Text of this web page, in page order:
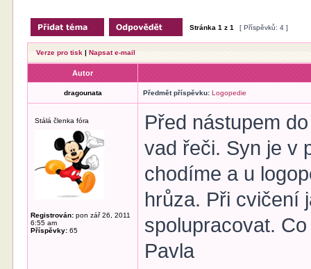
Stránka1 z1 [ Příspěvků: 4 ]
Verze pro tisk |Napsat e-mail
Autor
dragounata Předmět příspěvku: Logopedie
Stálá členka fóra
Registrován: pon zář 26, 2011
6:55 am
Příspěvky: 65
Před nástupem
vad řeči. Syn je v
chodíme a u
hrůza. Při cvičení
spolupracovat.
Pavla